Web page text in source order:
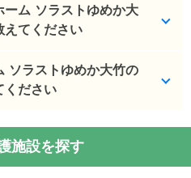
で、特にすごくお世話が
めか大竹
徴
めか大竹の入居金・月額
めか大竹
護1、要介護2、要介護
ーム ソラストゆめか大
えてください
めか大竹の交通アクセス
3-3-45
めか大竹の
ソラストゆめか大竹の
ください
めか大竹の入居金・月額
施設を探す